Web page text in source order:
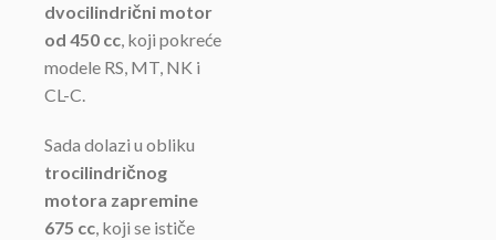
dvocilindrični motor
od 450 cc, koji pokreće
modele RS, MT, NK i
CL-C.
Sada dolazi u obliku
trocilindričnog
motora zapremine
675 cc, koji se ističe